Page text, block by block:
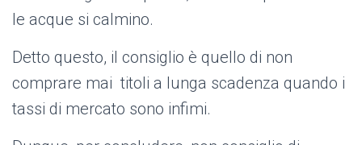
le acque si calmino.
Detto questo, il consiglio è quello di non
comprare mai titoli a lunga scadenza quando i
tassi di mercato sono infimi.